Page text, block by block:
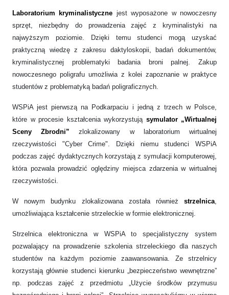
Laboratorium kryminalistyczne jest wyposażone w nowoczesny
sprzęt, niezbędny do prowadzenia zajęć z kryminalistyki na
najwyższym poziomie. Dzięki temu studenci mogą uzyskać
praktyczną wiedzę z zakresu daktyloskopii, badań dokumentów,
kryminalistycznej problematyki badania broni palnej. Zakup
nowoczesnego poligrafu umożliwia z kolei zapoznanie w praktyce
studentów z problematyką badań poligraficznych.
WSPiA jest pierwszą na Podkarpaciu i jedną z trzech w Polsce,
które w procesie kształcenia wykorzystują symulator „Wirtualnej
Sceny Zbrodni” zlokalizowany w laboratorium wirtualnej
rzeczywistości "Cyber Crime". Dzięki niemu studenci WSPiA
podczas zajęć dydaktycznych korzystają z symulacji komputerowej,
która pozwala prowadzić oględziny miejsca zdarzenia w wirtualnej
rzeczywistości.
W nowym budynku zlokalizowana została również strzelnica,
umożliwiająca kształcenie strzeleckie w formie elektronicznej.
Strzelnica elektroniczna w WSPiA to specjalistyczny system
pozwalający na prowadzenie szkolenia strzeleckiego dla naszych
studentów na każdym poziomie zaawansowania. Ze strzelnicy
korzystają głównie studenci kierunku „bezpieczeństwo wewnętrzne”
np. podczas zajęć z przedmiotu „Użycie środków przymusu